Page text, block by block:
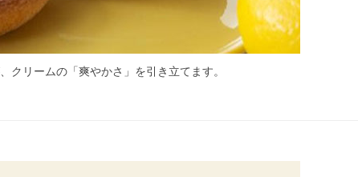
リームの「爽やかさ」を引き立てます。